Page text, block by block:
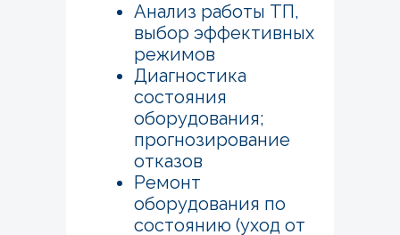
Анализ работы ТП,
выбор эффективных
режимов
Диагностика
состояния
оборудования;
прогнозирование
отказов
Ремонт
оборудования по
состоянию (уход от